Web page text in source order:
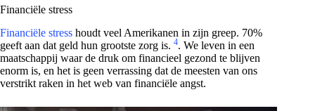
Financiële stress
Financiële stress houdt veel Amerikanen in zijn greep. 70%
geeft aan dat geld hun grootste zorg is. 4. We leven in een
maatschappij waar de druk om financieel gezond te blijven
enorm is, en het is geen verrassing dat de meesten van ons
verstrikt raken in het web van financiële angst.